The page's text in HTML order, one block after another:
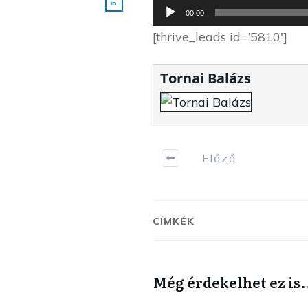
Audio
Player
00:00
[thrive_leads id=’5810′]
Tornai Balázs
Előző
CÍMKÉK
Még érdekelhet ez